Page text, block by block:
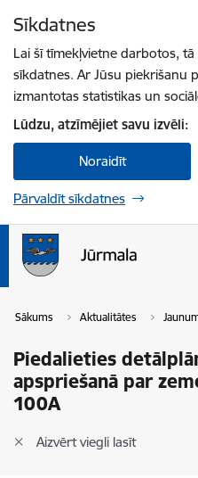
Sīkdatnes
Lai šī tīmekļvietne darbotos,
sīkdatnes. Ar Jūsu piekrišanu
izmantotas statistikas un
Lūdzu, atzīmējiet savu izvēli:
Noraidīt
Pārvaldīt sīkdatnes
Sākums Aktualitātes
Piedalieties
apspriešanā par
100A
Aizvērt viegli lasīt